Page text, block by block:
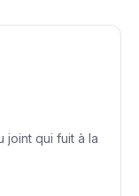
joint qui fuit à la